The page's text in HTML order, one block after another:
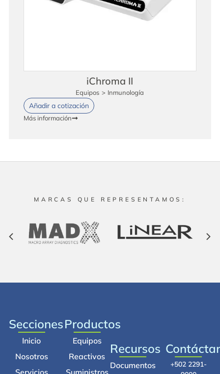
iChroma II
Equipos > Inmunología
Añadir a cotización
Más información
MARCAS QUE REPRESENTAMOS:
Secciones
Inicio
Nosotros
Productos
Equipos
Reactivos
Recursos
Documentos
+502 2291-